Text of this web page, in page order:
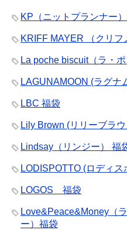
KP（ニットプランナー
KRIFF MAYER （クリフ
La poche biscuit（ラ・
LAGUNAMOON (ラグナ
LBC 福袋
Lily Brown (リリーブラ
Lindsay（リンジー） 福
LODISPOTTO (ロディ
LOGOS 福袋
Love&Peace&Money（
ー）福袋